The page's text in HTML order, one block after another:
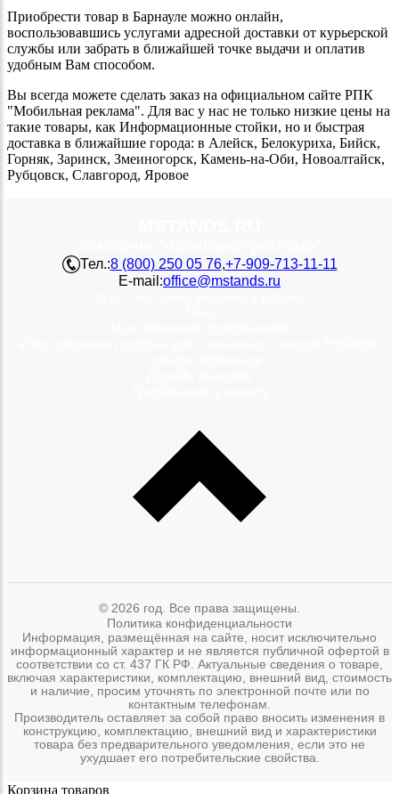
Приобрести товар в Барнауле можно онлайн,
воспользовавшись услугами адресной доставки от курьерской
службы или забрать в ближайшей точке выдачи и оплатив
удобным Вам способом.
Вы всегда можете сделать заказ на официальном сайте РПК
"Мобильная реклама". Для вас у нас не только низкие цены на
такие товары, как Информационные стойки, но и быстрая
доставка в ближайшие города: в Алейск, Белокуриха, Бийск,
Горняк, Заринск, Змеиногорск, Камень-на-Оби, Новоалтайск,
Рубцовск, Славгород, Яровое
Тел.:8 (800) 250 05 76,+7-909-713-11-11
E-mail:office@mstands.ru
© 2026 год. Все права защищены.
Политика конфиденциальности
Информация, размещённая на сайте, носит исключительно
информационный характер и не является публичной офертой в
соответствии со ст. 437 ГК РФ. Актуальные сведения о товаре,
включая характеристики, комплектацию, внешний вид, стоимость
и наличие, просим уточнять по электронной почте или по
контактным телефонам.
Производитель оставляет за собой право вносить изменения в
конструкцию, комплектацию, внешний вид и характеристики
товара без предварительного уведомления, если это не
ухудшает его потребительские свойства.
Корзина товаров